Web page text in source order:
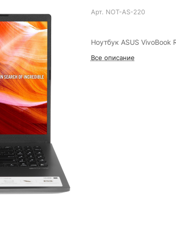
Арт. NOT-AS-220
Ноутбук ASUS VivoBook
Все описание